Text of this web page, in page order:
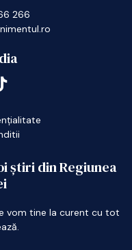
266
știri din Regiunea
vom tine la curent cu tot